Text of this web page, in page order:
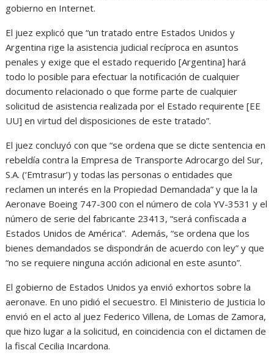
gobierno en Internet.
El juez explicó que “un tratado entre Estados Unidos y
Argentina rige la asistencia judicial recíproca en asuntos
penales y exige que el estado requerido [Argentina] hará
todo lo posible para efectuar la notificación de cualquier
documento relacionado o que forme parte de cualquier
solicitud de asistencia realizada por el Estado requirente [EE
UU] en virtud del disposiciones de este tratado”.
El juez concluyó con que “se ordena que se dicte sentencia en
rebeldía contra la Empresa de Transporte Adrocargo del Sur,
S.A. (‘Emtrasur’) y todas las personas o entidades que
reclamen un interés en la Propiedad Demandada” y que la la
Aeronave Boeing 747-300 con el número de cola YV-3531 y el
número de serie del fabricante 23413, “será confiscada a
Estados Unidos de América”. Además, “se ordena que los
bienes demandados se dispondrán de acuerdo con ley” y que
“no se requiere ninguna acción adicional en este asunto”.
El gobierno de Estados Unidos ya envió exhortos sobre la
aeronave. En uno pidió el secuestro. El Ministerio de Justicia lo
envió en el acto al juez Federico Villena, de Lomas de Zamora,
que hizo lugar a la solicitud, en coincidencia con el dictamen de
la fiscal Cecilia Incardona.